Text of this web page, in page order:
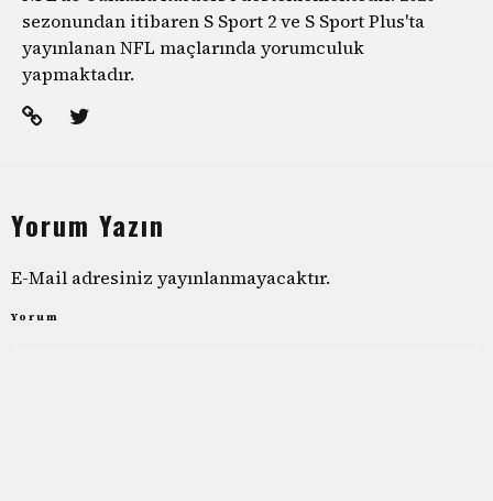
sezonundan itibaren S Sport 2 ve S Sport Plus'ta
yayınlanan NFL maçlarında yorumculuk
yapmaktadır.
Yorum Yazın
E-Mail adresiniz yayınlanmayacaktır.
Yorum